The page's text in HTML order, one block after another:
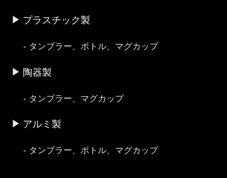
プラスチック製
タンブラー、ボトル、マグカップ
陶器製
タンブラー、マグカップ
アルミ製
タンブラー、ボトル、マグカップ